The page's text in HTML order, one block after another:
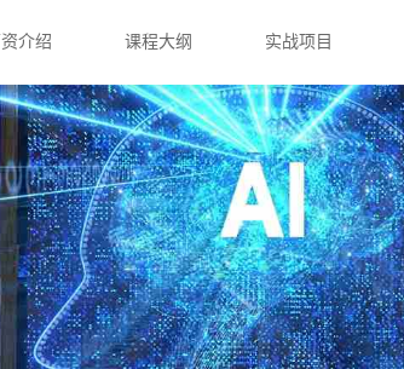
介绍 课程大纲 实战项目